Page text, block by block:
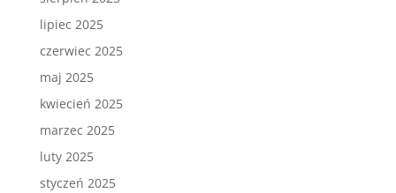
lipiec 2025
czerwiec 2025
maj 2025
kwiecień 2025
marzec 2025
luty 2025
styczeń 2025